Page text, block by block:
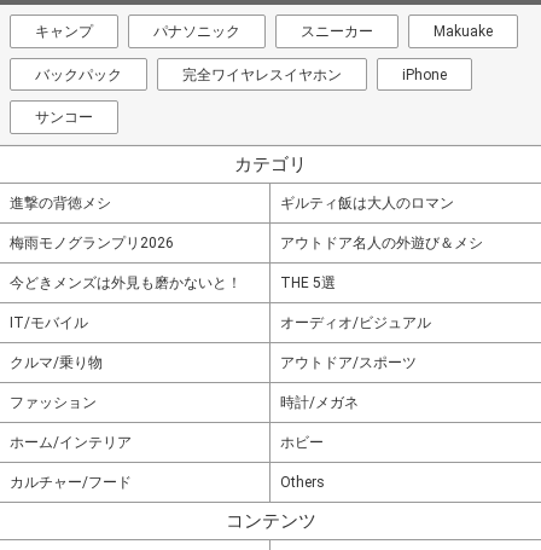
キャンプ パナソニック スニーカー Makuake
バックパック 完全ワイヤレスイヤホン iPhone
サンコー
カテゴリ
進撃の背徳メシ ギルティ飯は大人のロマン
梅雨モノグランプリ2026 アウトドア名人の外遊び＆メシ
今どきメンズは外見も磨かないと！ THE 5選
IT/モバイル オーディオ/ビジュアル
クルマ/乗り物 アウトドア/スポーツ
ファッション 時計/メガネ
ホーム/インテリア ホビー
カルチャー/フード Others
コンテンツ